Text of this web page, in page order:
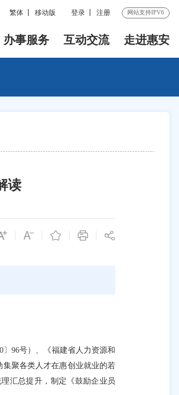
繁体 移动版 登录 注册 网站支持IPV6
办事服务 互动交流 走进惠安
读
〕96号）、《福建省人力资源和
集聚各类人才在惠创业就业的若
汇总提升，制定《鼓励企业员